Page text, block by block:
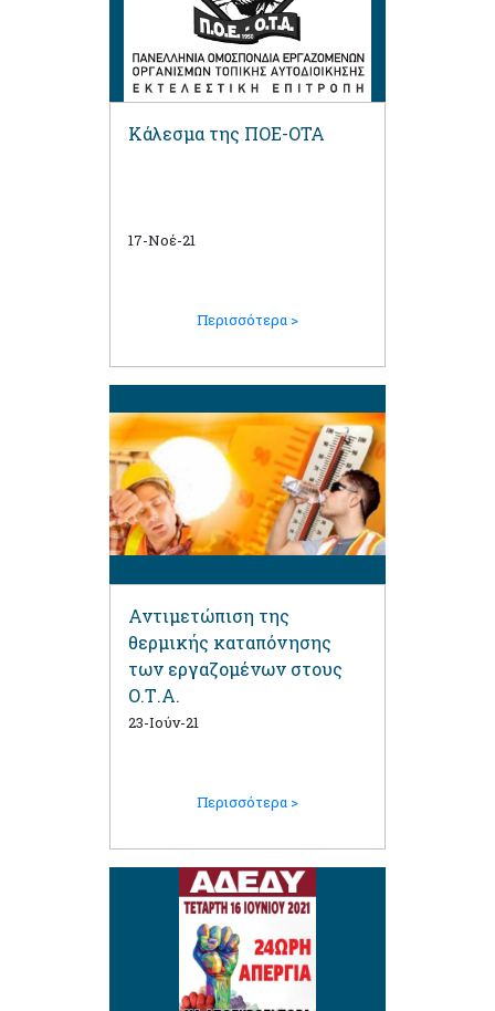
Κάλεσμα της ΠΟΕ-ΟΤΑ
17-Νοέ-21
Περισσότερα >
Αντιμετώπιση της
θερμικής καταπόνησης
των εργαζομένων στους
Ο.Τ.Α.
23-Ιούν-21
Περισσότερα >